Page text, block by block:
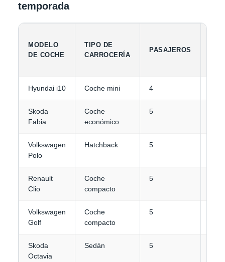
temporada
MODELO
DE COCHE
TIPO DE
CARROCERÍA
PASAJEROS
Hyundai i10 Coche mini 4
Skoda
Fabia
Coche
económico
5
Volkswagen
Polo
Hatchback 5
Renault
Clio
Coche
compacto
5
Volkswagen
Golf
Coche
compacto
5
Skoda
Octavia
Sedán 5